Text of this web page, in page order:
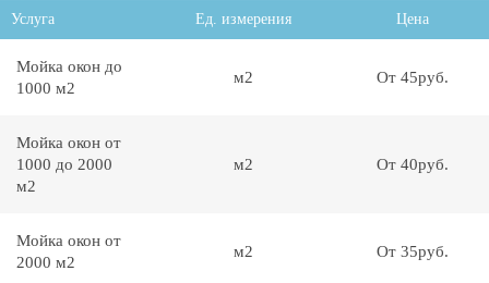
Услуга Ед. измерения Цена
Мойка окон до
1000 м2
м2 От 45руб.
Мойка окон от
1000 до 2000
м2
м2 От 40руб.
Мойка окон от
2000 м2
м2 От 35руб.